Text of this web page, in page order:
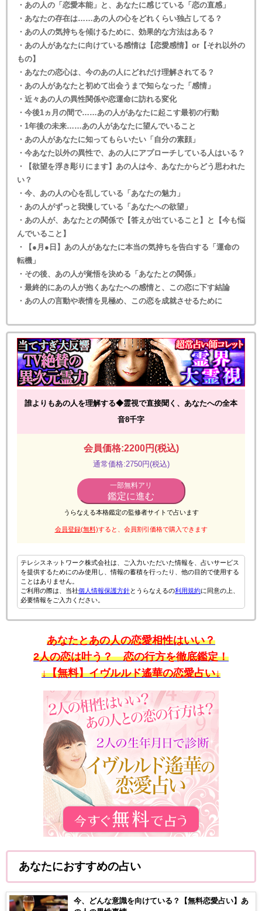
・あの人の「恋愛本能」と、あなたに感じている「恋の直感」
・あなたの存在は……あの人の心をどれくらい独占してる？
・あの人の気持ちを傾けるために、効果的な方法はある？
・あの人があなたに向けている感情は【恋愛感情】or【それ以外の
もの】
・あなたの恋心は、今のあの人にどれだけ理解されてる？
・あの人があなたと初めて出会うまで知らなった「感情」
・近々あの人の異性関係や恋運命に訪れる変化
・今後1ヵ月の間で……あの人があなたに起こす最初の行動
・1年後の未来……あの人があなたに望んでいること
・あの人があなたに知ってもらいたい「自分の素顔」
・今あなた以外の異性で、あの人にアプローチしている人はいる？
・【欲望を浮き彫りにます】あの人は今、あなたからどう思われた
い？
・今、あの人の心を乱している「あなたの魅力」
・あの人がずっと我慢している「あなたへの欲望」
・あの人が、あなたとの関係で【答えが出ていること】と【今も悩
んでいること】
・【●月●日】あの人があなたに本当の気持ちを告白する「運命の
転機」
・その後、あの人が覚悟を決める「あなたとの関係」
・最終的にあの人が抱くあなたへの感情と、この恋に下す結論
・あの人の言動や表情を見極め、この恋を成就させるために
誰よりもあの人を理解する◆霊視で直接聞く、あなたへの全本
音8千字
会員価格:2200円(税込)
通常価格:2750円(税込)
一部無料アリ
鑑定に進む
うらなえる本格鑑定の監修者サイトで占います
会員登録(無料)すると、会員割引価格で購入できます
テレシスネットワーク株式会社は、ご入力いただいた情報を、占いサービス
を提供するためにのみ使用し、情報の蓄積を行ったり、他の目的で使用する
ことはありません。
ご利用の際は、当社個人情報保護方針とうらなえるの利用規約に同意の上、
必要情報をご入力ください。
あなたとあの人の恋愛相性はいい？
2人の恋は叶う？ 恋の行方を徹底鑑定！
↓【無料】イヴルルド遙華の恋愛占い↓
あなたにおすすめの占い
今、どんな意識を向けている？【無料恋愛占い】あ